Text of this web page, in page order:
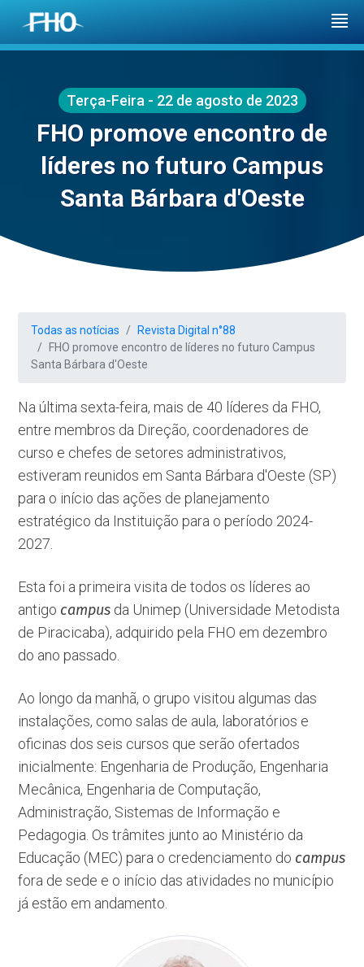
Terça-Feira - 22 de agosto de 2023
FHO promove encontro de
líderes no futuro Campus
Santa Bárbara d'Oeste
Todas as notícias
Revista Digital n°88
FHO promove encontro de líderes no futuro Campus
Santa Bárbara d'Oeste
Na última sexta-feira, mais de 40 líderes da FHO,
entre membros da Direção, coordenadores de
curso e chefes de setores administrativos,
estiveram reunidos em Santa Bárbara d'Oeste (SP)
para o início das ações de planejamento
estratégico da Instituição para o período 2024-
2027.
Esta foi a primeira visita de todos os líderes ao
antigo campus da Unimep (Universidade Metodista
de Piracicaba), adquirido pela FHO em dezembro
do ano passado.
Ao longo da manhã, o grupo visitou algumas das
instalações, como salas de aula, laboratórios e
oficinas dos seis cursos que serão ofertados
inicialmente: Engenharia de Produção, Engenharia
Mecânica, Engenharia de Computação,
Administração, Sistemas de Informação e
Pedagogia. Os trâmites junto ao Ministério da
Educação (MEC) para o credenciamento do campus
fora de sede e o início das atividades no município
já estão em andamento.